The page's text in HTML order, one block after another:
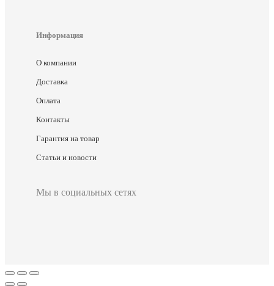
Информация
О компании
Доставка
Оплата
Контакты
Гарантия на товар
Статьи и новости
Мы в социальных сетях